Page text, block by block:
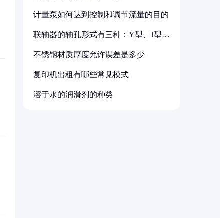
计量泵如何达到控制和调节流量的目的
联轴器的轴孔形式有三种：Y型、J型、
不锈钢材质厚度允许误差是多少
复印机出租有哪些常见模式
溶于水的润滑剂的种类